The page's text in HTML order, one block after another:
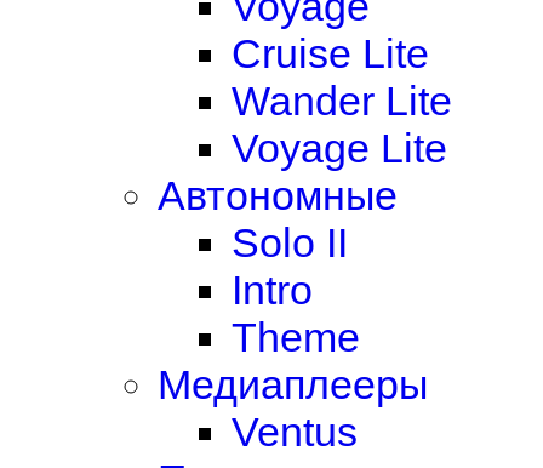
Cruise Lite
Wander Lite
Voyage Lite
Автономные
Solo II
Intro
Theme
Медиаплееры
Ventus